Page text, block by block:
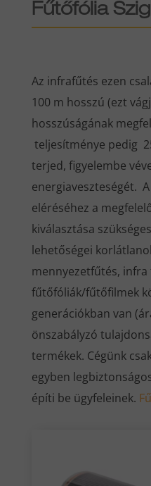
Fűtőfólia
Az infrafűtés ezen
100 m hosszú (ezt
hosszúságának
teljesítménye pedig
terjed, figyelembe
energiaveszteségét.
eléréséhez a
kiválasztása
lehetőségei
mennyezetfűtés, infra
fűtőfóliák/fűtőfilmek
generációkban van
önszabályzó
termékek. Cégünk
egyben
építi be ügyfeleinek.